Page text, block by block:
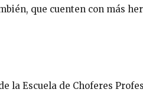
que cuenten con más
la Escuela de Choferes